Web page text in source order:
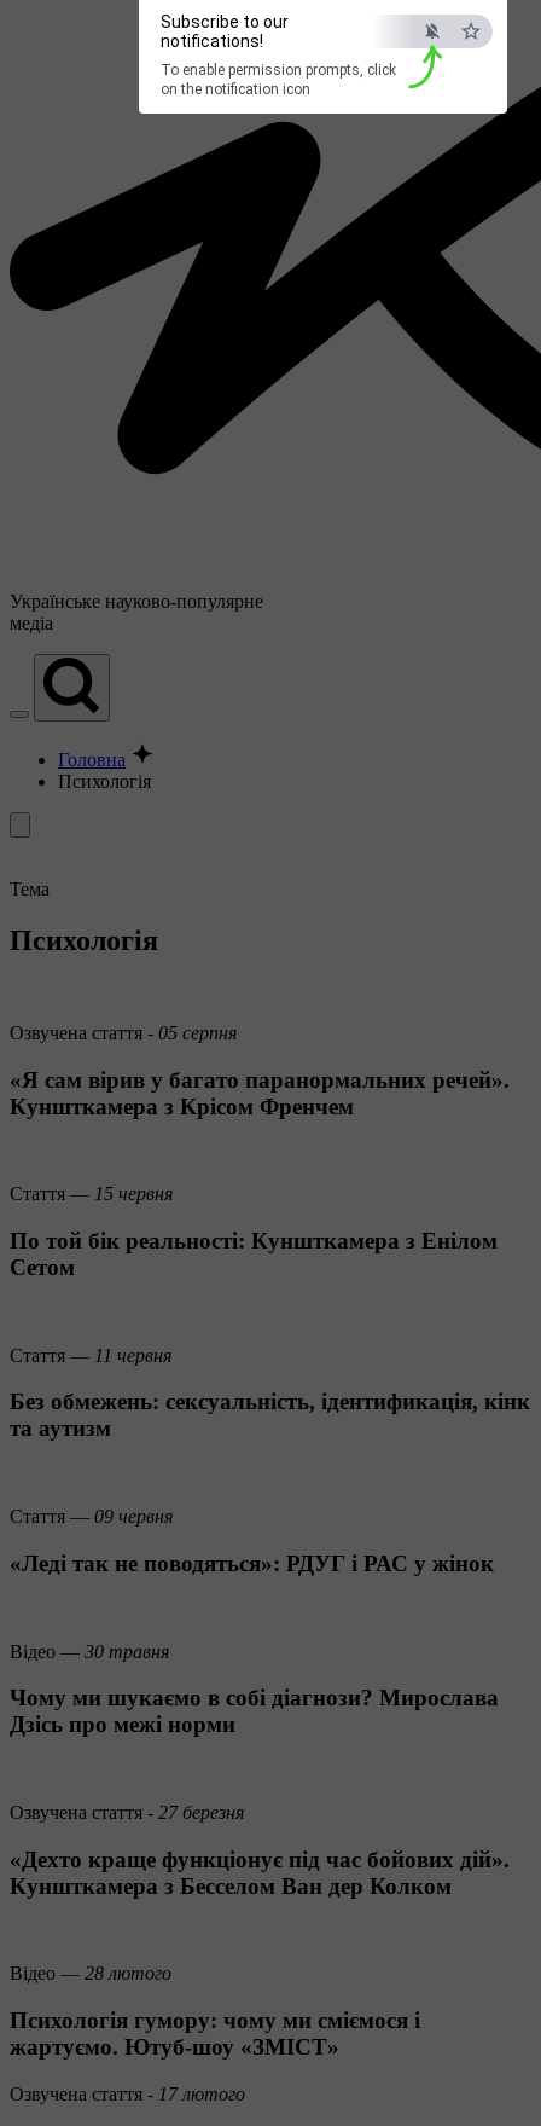
Subscribe to our
notifications!
To enable permission prompts, click
on the notification icon
Українське науково-популярне
медіа
Головна
Психологія
Тема
Психологія
Озвучена стаття - 05 серпня
«Я сам вірив у багато паранормальних речей».
Куншткамера з Крісом Френчем
Стаття — 15 червня
По той бік реальності: Куншткамера з Енілом
Сетом
Стаття — 11 червня
Без обмежень: сексуальність, ідентификація, кінк
та аутизм
Стаття — 09 червня
«Леді так не поводяться»: РДУГ і РАС у жінок
Вiдео — 30 травня
Чому ми шукаємо в собі діагнози? Мирослава
Дзісь про межі норми
Озвучена стаття - 27 березня
«Дехто краще функціонує під час бойових дій».
Куншткамера з Бесселом Ван дер Колком
Вiдео — 28 лютого
Психологія гумору: чому ми сміємося і
жартуємо. Ютуб-шоу «ЗМІСТ»
Озвучена стаття - 17 лютого